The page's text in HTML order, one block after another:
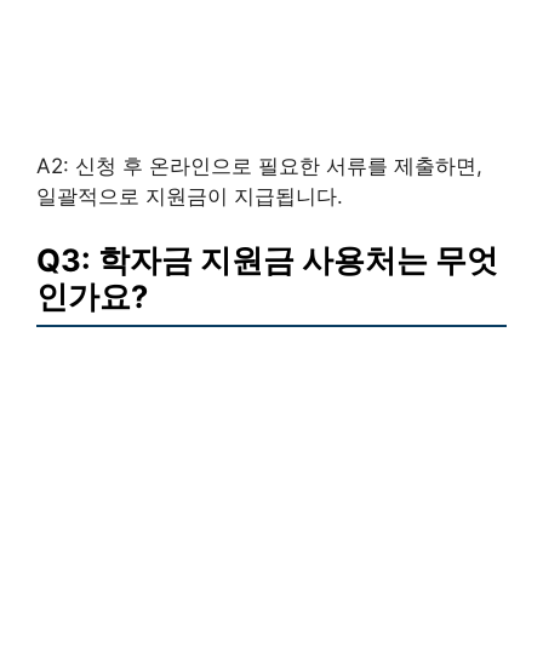
A2: 신청 후 온라인으로 필요한 서류를 제출하면,
일괄적으로 지원금이 지급됩니다.
Q3: 학자금 지원금 사용처는 무엇
인가요?